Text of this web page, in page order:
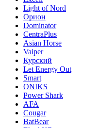
Light of Nord
Орион
Dominator
CentraPlus
Asian Horse
Vaiper
Курский
Let Energy Out
Smart
ONIKS
Power Shark
AFA
Cougar
BatBear